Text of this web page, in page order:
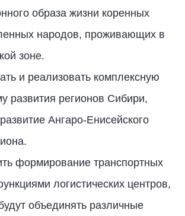
образа жизни коренных
народов, проживающих в
зоне.
и реализовать комплексную
развития регионов Сибири,
Ангаро-Енисейского
формирование транспортных
логистических центров,
объединять различные